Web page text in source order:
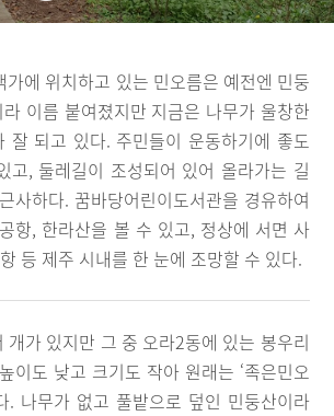
가에 위치하고 있는 민오름은 예전엔 민둥
이름 붙여졌지만 지금은 나무가 울창한
잘 되고 있다. 주민들이 운동하기에 좋도
고, 둘레길이 조성되어 있어 올라가는 길
사하다. 꿈바당어린이도서관을 경유하여
항, 한라산을 볼 수 있고, 정상에 서면 사
등 제주 시내를 한 눈에 조망할 수 있다.
개가 있지만 그 중 오라2동에 있는 봉우리
이도 낮고 크기도 작아 원래는 ‘족은민오
. 나무가 없고 풀밭으로 덮인 민둥산이라